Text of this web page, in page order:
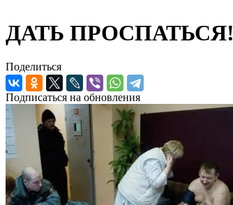
ДАТЬ ПРОСПАТЬСЯ!
Поделиться
Подписаться на обновления